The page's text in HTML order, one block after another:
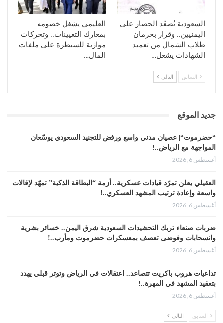
السعودية تُصعّد الحصار على
اليمنيين.. وقرار بحرمان
طلاب الشمال من تعميد
الشهادات يشعل…
العليمي يشغل خصومه
بمعارك التعيينات.. وتحركات
موازية للسيطرة على ملفات
المال…
السابق التالي
جديد الموقع
“حضرموت“| عصيان مدني واسع ورفض للتجنيد السعودي يوسّعان
المواجهة مع الرياض..!
أغسطس 6, 2026
العقيلي يعلن تمرّد قيادات عسكرية.. أزمة “البطاقة الذكية” تمهّد لإقالات
واسعة وإعادة ترتيب المشهد العسكري..!
أغسطس 6, 2026
ضربات صنعاء تربك التحشيدات السعودية شرق اليمن.. خسائر بشرية
وانسحابات وفوضى تعصف بمعسكرات حضرموت ومأرب..!
أغسطس 6, 2026
تداعيات هروب باكريت تتصاعد.. اعتقالات في الرياض وتوتر قبلي يهدد
بتعقيد المشهد في المهرة..!
أغسطس 6, 2026
“حضرموت“| في تصعيد غير مسبوق.. انتشار فصيل “مكافحة الإرهاب”
السابق التالي